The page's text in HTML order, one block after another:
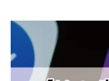
会社概要
お問い合わせ